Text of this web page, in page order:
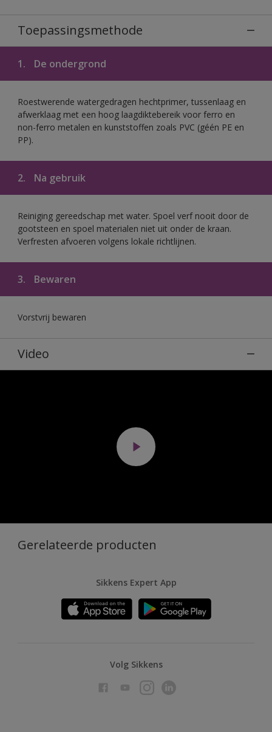
Toepassingsmethode
1. De ondergrond
Roestwerende watergedragen hechtprimer, tussenlaag en
afwerklaag met een hoog laagdiktebereik voor ferro en
non-ferro metalen en kunststoffen zoals PVC (géén PE en
PP).
2. Na gebruik
Reiniging gereedschap met water. Spoel verf nooit door de
gootsteen en spoel materialen niet uit onder de kraan.
Verfresten afvoeren volgens lokale richtlijnen.
3. Bewaren
Vorstvrij bewaren
Video
Gerelateerde producten
Sikkens Expert App
Volg Sikkens